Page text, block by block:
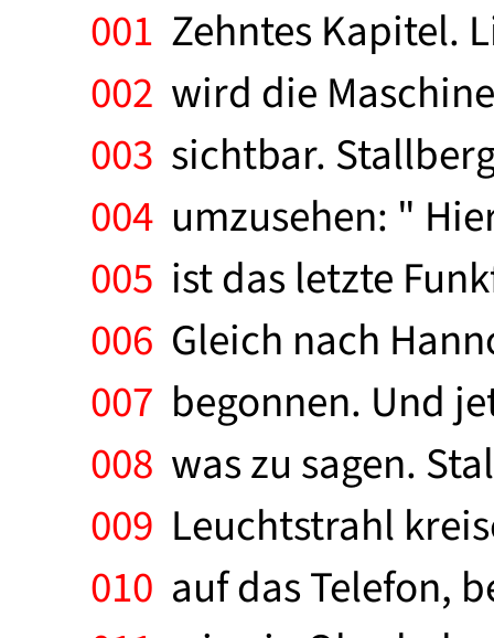
001 Zehntes Kapitel.
002 wird die
003 sichtbar.
004 umzusehen: "
005 ist das letzte
006 Gleich nach
007 begonnen. Und
008 was zu sagen.
009 Leuchtstrahl
010 auf das Telefon,